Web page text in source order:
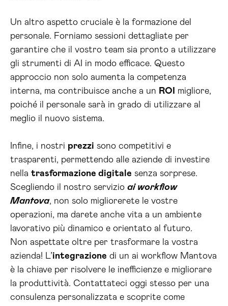
Un altro aspetto cruciale è la formazione del
personale. Forniamo sessioni dettagliate per
garantire che il vostro team sia pronto a utilizzare
gli strumenti di AI in modo efficace. Questo
approccio non solo aumenta la competenza
interna, ma contribuisce anche a un ROI
migliore,
poiché il personale sarà in grado di utilizzare al
meglio il nuovo sistema.
Infine, i nostri prezzi sono competitivi e
trasparenti, permettendo alle aziende di investire
nella trasformazione digitale senza sorprese.
Scegliendo il nostro servizio ai workflow
Mantova, non solo migliorerete le vostre
operazioni, ma darete anche vita a un ambiente
lavorativo più dinamico e orientato al futuro.
Non aspettate oltre per trasformare la vostra
azienda! L’integrazione di un ai workflow Mantova
è la chiave per risolvere le inefficienze e migliorare
la produttività. Contattateci oggi stesso per una
consulenza personalizzata e scoprite come